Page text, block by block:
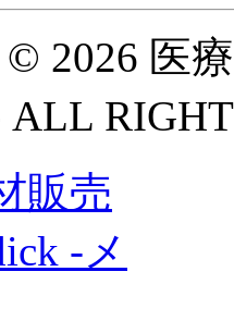
© 2026 医
RIGHT